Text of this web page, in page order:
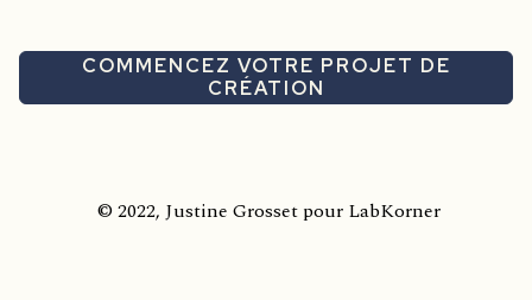
COMMENCEZ VOTRE PROJET DE
CRÉATION
© 2022, Justine Grosset pour LabKorner